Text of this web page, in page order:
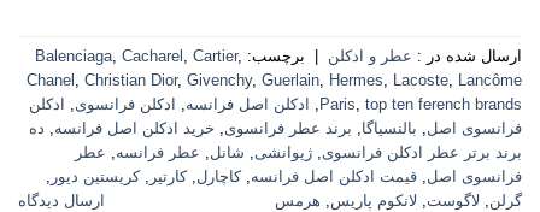
ارسال شده در : عطر و ادکلن برچسب: Balenciaga, Cacharel , Cartier,
Chanel , Christian Dior, Givenchy, Guerlain, Hermes, Lacoste, Lancôme
Paris, top ten ferench brands
, ادکلن اصل فرانسه, ادکلن فرانسوی,
ادکلن
فرانسوی اصل, بالنسیاگا, برند عطر فرانسوی, خرید ادکلن اصل فرانسه, ده
برند برتر عطر ادکلن فرانسوی, ژیوانشی, شانل, عطر فرانسه, عطر
فرانسوی اصل, قیمت ادکلن اصل فرانسه,کاچارل,کارتیر ,کریستین دیور ,
گرلن, لاگوست, لانکوم پاریس, هرمس ارسال دیدگاه